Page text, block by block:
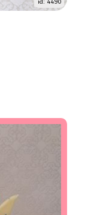
id: 4490